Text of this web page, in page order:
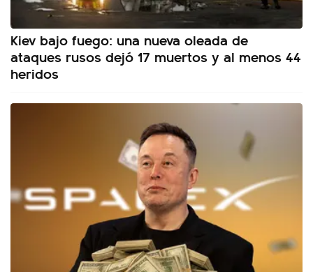
Kiev bajo fuego: una nueva oleada de
ataques rusos dejó 17 muertos y al menos 44
heridos